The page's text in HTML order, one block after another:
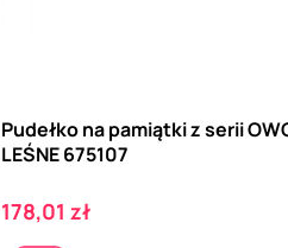
Pudełko na pamiątki z serii
LEŚNE 675107
Cena
178,01 zł